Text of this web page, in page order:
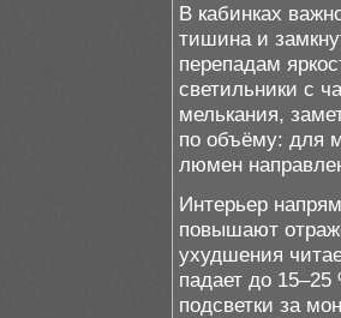
В кабинках
тишина и
перепадам
светильники с
мелькания,
по объёму: для
люмен
Интерьер
повышают
ухудшения
падает до
подсветки за